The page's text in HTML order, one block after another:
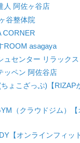
人 阿佐ヶ谷店
谷整体院
CORNER
ROOM asagaya
ュセンター リラックス
ッペン 阿佐谷店
ょこざっぷ)【RIZAP
（クラウドジム）【
【オンラインフィッ